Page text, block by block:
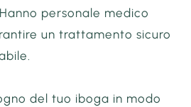
personale medico
un trattamento sicuro
del tuo iboga in modo